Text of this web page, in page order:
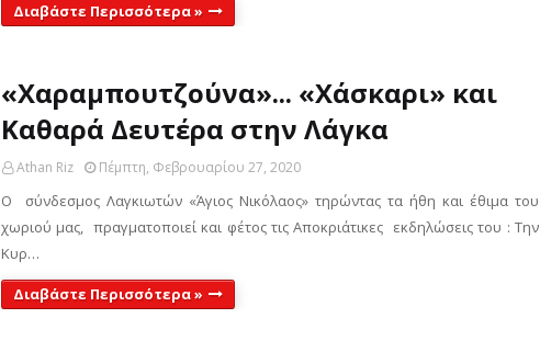
Διαβάστε Περισσότερα »
«Χαραμπουτζούνα»... «Χάσκαρι» και
Καθαρά Δευτέρα στην Λάγκα
Athan Riz Πέμπτη, Φεβρουαρίου 27, 2020
Ο σύνδεσμος Λαγκιωτών «Άγιος Νικόλαος» τηρώντας τα ήθη και έθιμα του
χωριού μας, πραγματοποιεί και φέτος τις Αποκριάτικες εκδηλώσεις του : Την
Κυρ…
Διαβάστε Περισσότερα »